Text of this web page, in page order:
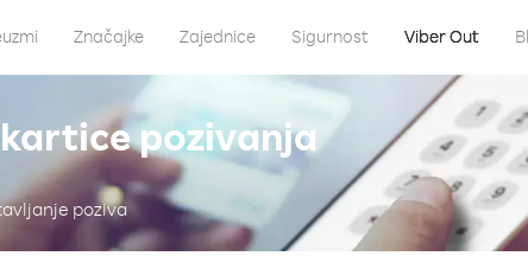
Značajke Zajednice Sigurnost Viber Out
pozivanja
poziva